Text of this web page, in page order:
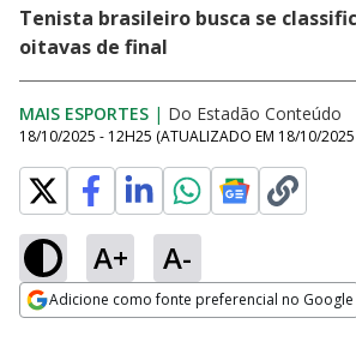
Tenista brasileiro busca se
oitavas de final
MAIS ESPORTES | Do Estadão Conteúdo
18/10/2025 - 12H25 (ATUALIZADO EM 18/10/
A+ A-
Adicione como fonte preferencial no Google